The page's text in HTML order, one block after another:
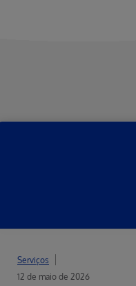
Serviços
12 de maio de 2026